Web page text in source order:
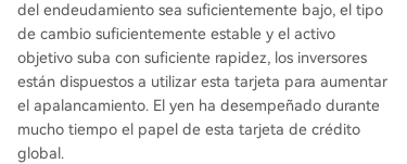
del endeudamiento sea suficientemente bajo, el tipo
de cambio suficientemente estable y el activo
objetivo suba con suficiente rapidez, los inversores
están dispuestos a utilizar esta tarjeta para aumentar
el apalancamiento. El yen ha desempeñado durante
mucho tiempo el papel de esta tarjeta de crédito
global.